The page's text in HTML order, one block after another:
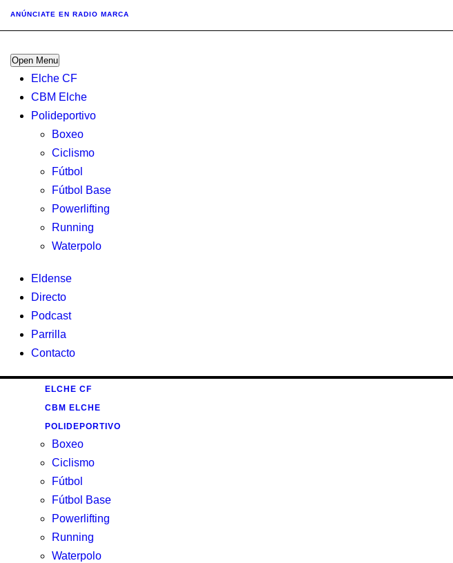
ANÚNCIATE EN RADIO MARCA
Open Menu
Elche CF
CBM Elche
Polideportivo
Boxeo
Ciclismo
Fútbol
Fútbol Base
Powerlifting
Running
Waterpolo
Eldense
Directo
Podcast
Parrilla
Contacto
ELCHE CF
CBM ELCHE
POLIDEPORTIVO
Boxeo
Ciclismo
Fútbol
Fútbol Base
Powerlifting
Running
Waterpolo